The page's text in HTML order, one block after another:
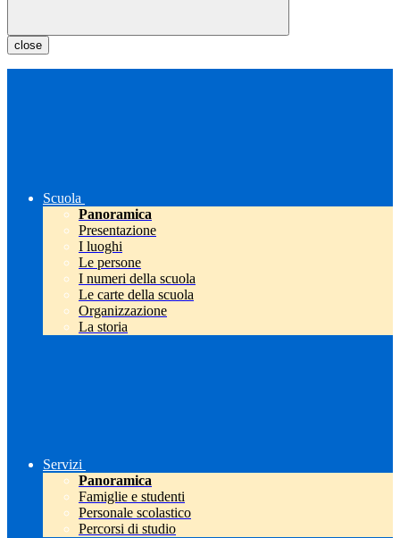
close
Scuola
Panoramica
Presentazione
I luoghi
Le persone
I numeri della scuola
Le carte della scuola
Organizzazione
La storia
Servizi
Panoramica
Famiglie e studenti
Personale scolastico
Percorsi di studio